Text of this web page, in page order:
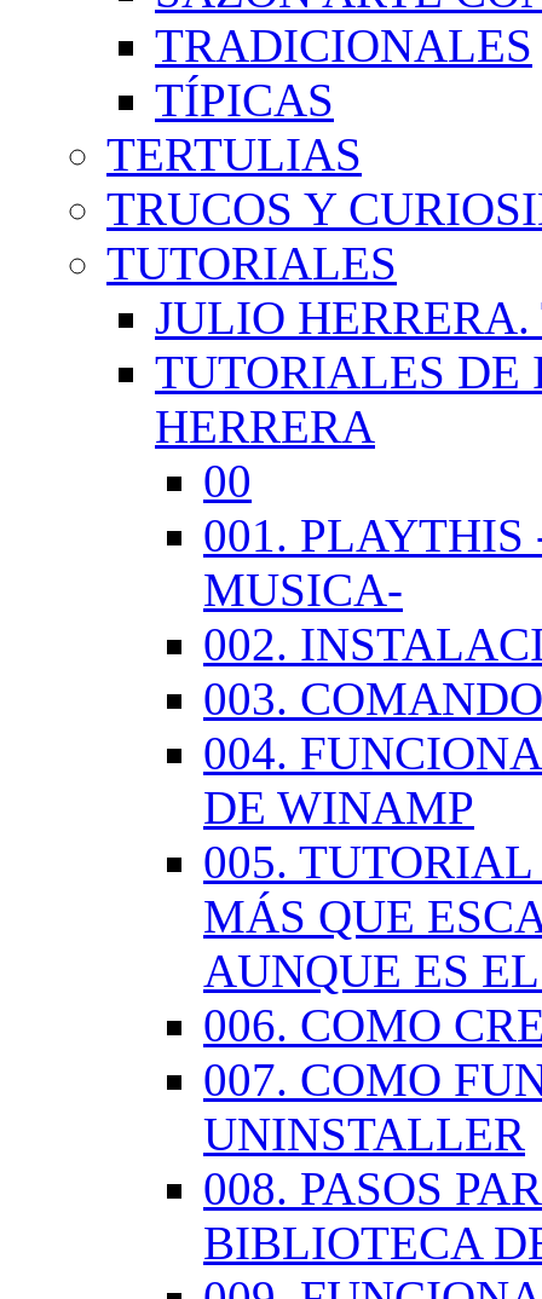
TRADICIONALES
TÍPICAS
TERTULIAS
TRUCOS Y
TUTORIALES
JULIO
TUTORIALES DE
HERRERA
00
001. PLAYTHIS
MUSICA-
002.
003.
004.
DE WINAMP
005.
MÁS QUE
AUNQUE ES
006. COMO
007. COMO
UNINSTALLER
008. PASOS
BIBLIOTECA